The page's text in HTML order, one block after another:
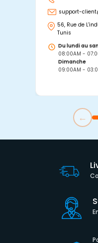
support-
56, Rue de
Tunis
Du lundi au
08:00AM -
Dimanche
09:00AM -
←